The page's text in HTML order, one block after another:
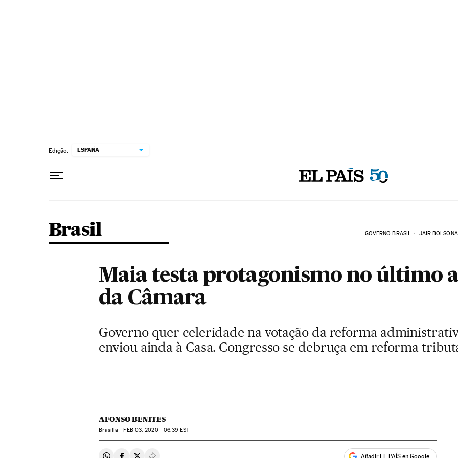
Edição: ESPAÑA
Brasil GOVERNO BRASIL JAIR
Maia testa protagonismo no último
da Câmara
Governo quer celeridade na votação da reforma
enviou ainda à Casa. Congresso se debruça em reforma
AFONSO BENITES
Brasília -FEB03, 2020 - 06:39 EST
Añadir EL PAÍS en Google